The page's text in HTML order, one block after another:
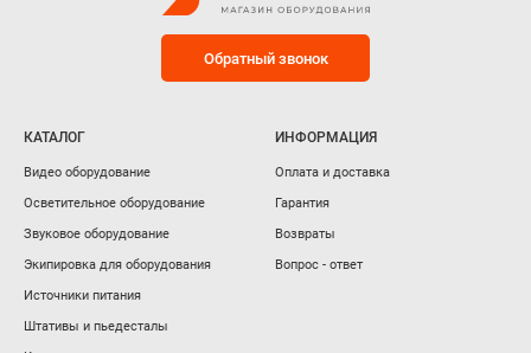
Обратный звонок
КАТАЛОГ
Видео оборудование
Осветительное оборудование
Звуковое оборудование
Экипировка для оборудования
Источники питания
Штативы и пьедесталы
ИНФОРМАЦИЯ
Оплата и доставка
Гарантия
Возвраты
Вопрос - ответ